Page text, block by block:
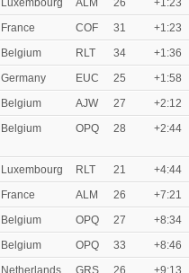
France COF 31
+1:23
Belgium RLT 34
+1:36
Germany EUC 25
+1:58
Belgium AJW 27
+2:12
Belgium OPQ 28 +2:44
Luxembourg RLT 21
+4:44
France ALM 26
+7:21
Belgium OPQ 27
+8:34
Belgium OPQ 33
+8:46
Netherlands GRS 26 +9:13